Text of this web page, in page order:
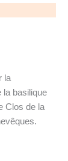
la
la basilique
Clos de la